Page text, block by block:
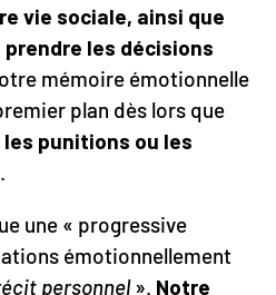
vie sociale, ainsi que
les décisions
mémoire émotionnelle
plan dès lors que
punitions ou les
.
une « progressive
émotionnellement
personnel». Notre